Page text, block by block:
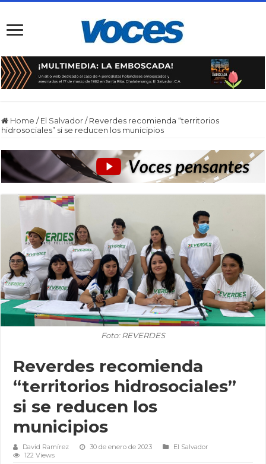
Home / El Salvador / Reverdes recomienda “territorios
hidrosociales” si se reducen los municipios
Foto: REVERDES
Reverdes recomienda
“territorios hidrosociales”
si se reducen los
municipios
David Ramírez 30 de enero de 2023
El Salvador
122 Views